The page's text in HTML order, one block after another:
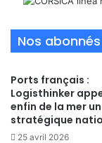
Nos
Ports français :
Logisthinker
enfin de la mer
stratégique
25 avril 2026